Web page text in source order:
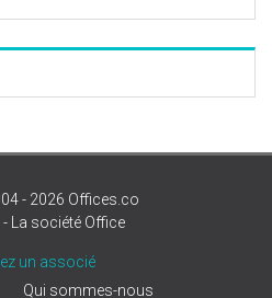
- 2026 Offices.co
La société Office
un associé
Qui sommes-nous